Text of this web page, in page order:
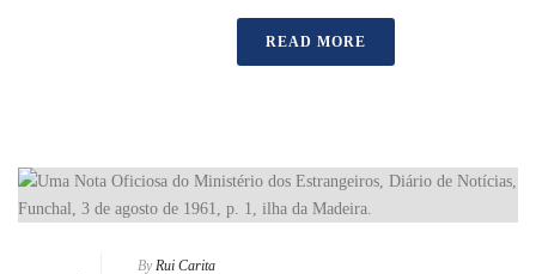
READ MORE
By Rui Carita